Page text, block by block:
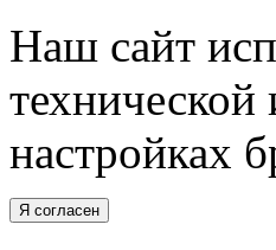
Наш сайт
настройках
Я согласен